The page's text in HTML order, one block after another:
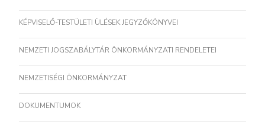
KÉPVISELŐ-TESTÜLETI ÜLÉSEK JEGYZŐKÖNYVEI
NEMZETI JOGSZABÁLYTÁR ÖNKORMÁNYZATI RENDELETEI
NEMZETISÉGI ÖNKORMÁNYZAT
DOKUMENTUMOK